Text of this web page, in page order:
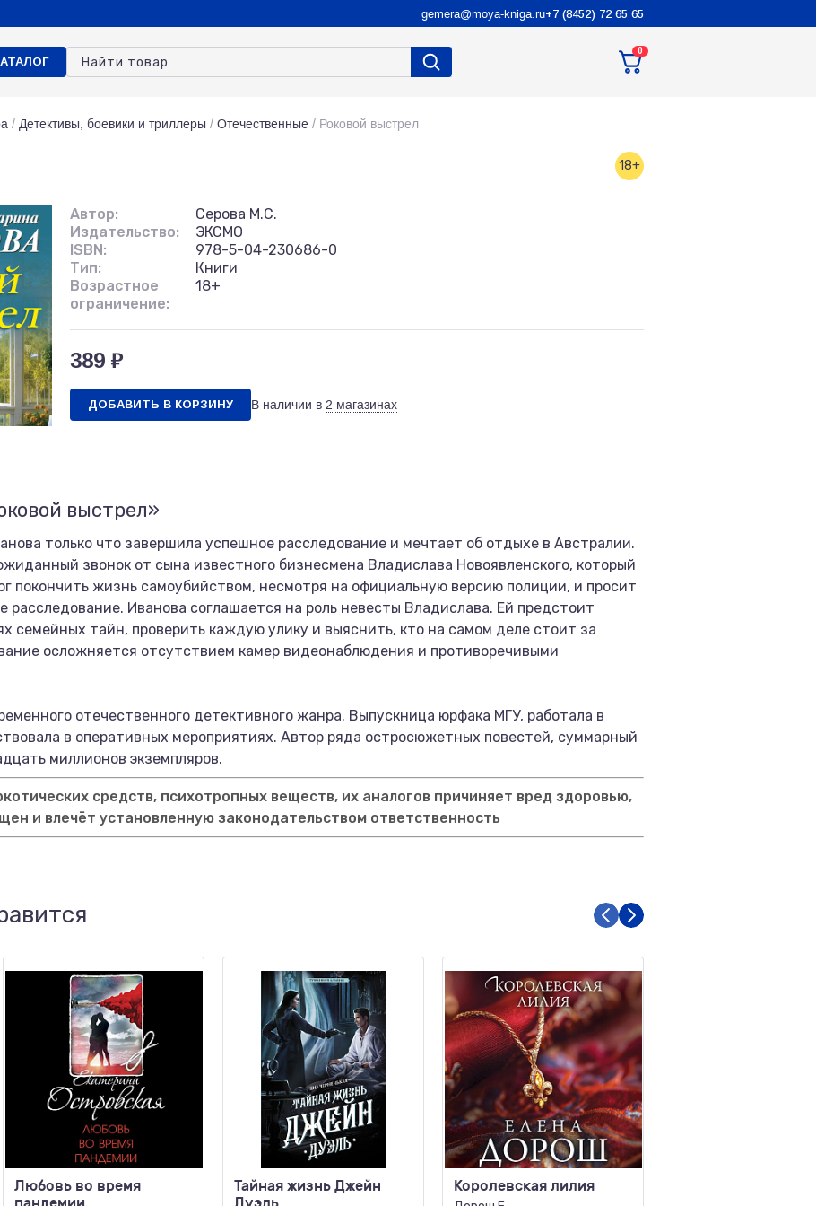
gemera@moya-kniga.ru+7 (8452) 72 65 65
0
/ Детективы, боевики и триллеры / Отечественные / Роковой выстрел
18+
Автор:
Серова М.С.
Издательство:
ЭКСМО
ISBN:
978-5-04-230686-0
Тип:
Книги
Возрастное
ограничение:
18+
389 ₽
ДОБАВИТЬ В КОРЗИНУ В наличии в 2 магазинах
выстрел»
только что завершила успешное расследование и мечтает об отдыхе в Австралии.
звонок от сына известного бизнесмена Владислава Новоявленского, который
покончить жизнь самоубийством, несмотря на официальную версию полиции, и просит
расследование. Иванова соглашается на роль невесты Владислава. Ей предстоит
семейных тайн, проверить каждую улику и выяснить, кто на самом деле стоит за
осложняется отсутствием камер видеонаблюдения и противоречивыми
отечественного детективного жанра. Выпускница юрфака МГУ, работала в
в оперативных мероприятиях. Автор ряда остросюжетных повестей, суммарный
миллионов экземпляров.
средств, психотропных веществ, их аналогов причиняет вред здоровью,
и влечёт установленную законодательством ответственность
Любовь во время
Тайная жизнь Джейн
Королевская лилия